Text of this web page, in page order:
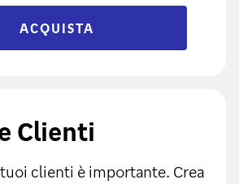
ACQUISTA
Clienti
clienti è importante. Crea